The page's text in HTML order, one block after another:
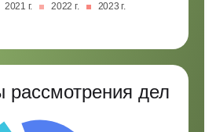
2021 г. 2022 г.
2023 г.
рассмотрения дел